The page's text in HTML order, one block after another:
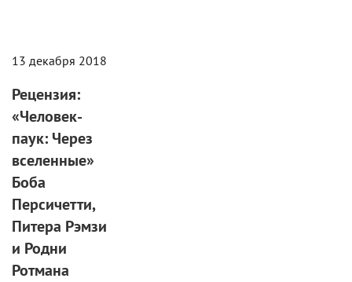
13 декабря 2018
Рецензия:
«Человек-
паук: Через
вселенные»
Боба
Персичетти,
Питера Рэмзи
и Родни
Ротмана